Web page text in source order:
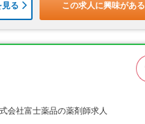
る この求人に興味がある
会社富士薬品の薬剤師求人